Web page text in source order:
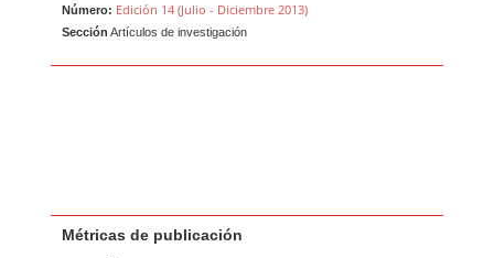
Número: Edición 14 (Julio - Diciembre 2013)
Sección Artículos de investigación
Métricas de publicación